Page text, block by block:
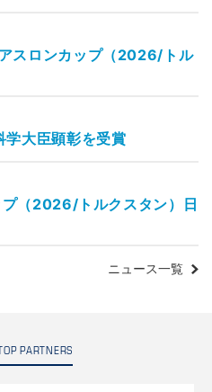
スロンカップ（2026/トル
学大臣顕彰を受賞
（2026/トルクスタン）日
ニュース一覧
PARTNERS